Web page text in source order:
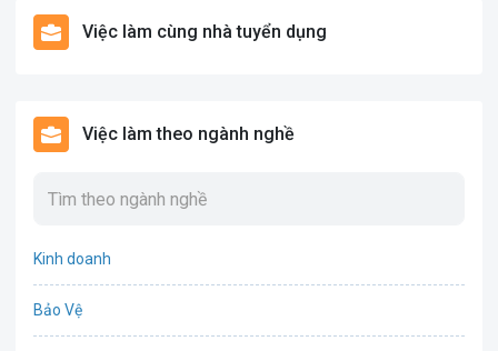
Việc làm cùng nhà tuyển dụng
Việc làm theo ngành nghề
Kinh doanh
Bảo Vệ